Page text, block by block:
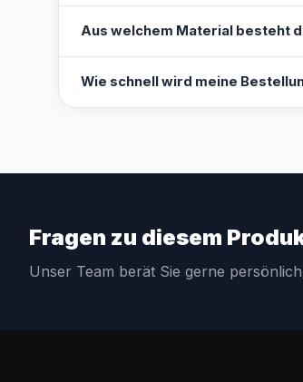
Aus welchem Material besteht
Wie schnell wird meine
Fragen zu diesem
Unser Team berät Sie gerne